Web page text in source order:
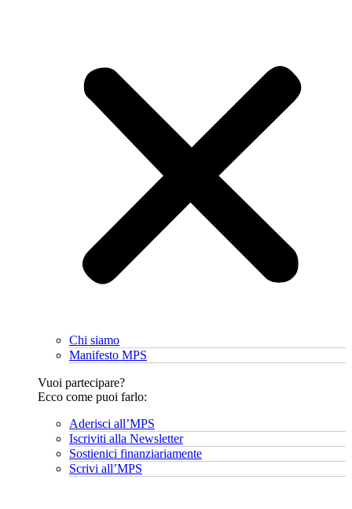
Chi siamo
Manifesto MPS
Vuoi partecipare?
Ecco come puoi farlo:
Aderisci all’MPS
Iscriviti alla Newsletter
Sostienici finanziariamente
Scrivi all’MPS